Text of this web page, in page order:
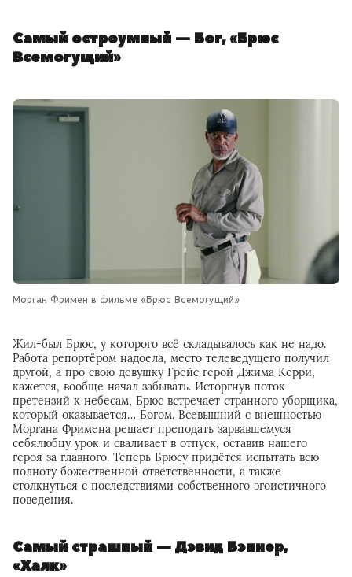
Самый остроумный — Бог, «Брюс
Всемогущий»
Морган Фримен в фильме «Брюс Всемогущий»
Жил-был Брюс, у которого всё складывалось как не надо.
Работа репортёром надоела, место телеведущего получил
другой, а про свою девушку Грейс герой Джима Керри,
кажется, вообще начал забывать. Исторгнув поток
претензий к небесам, Брюс встречает странного уборщика,
который оказывается… Богом. Всевышний с внешностью
Моргана Фримена решает преподать зарвавшемуся
себялюбцу урок и сваливает в отпуск, оставив нашего
героя за главного. Теперь Брюсу придётся испытать всю
полноту божественной ответственности, а также
столкнуться с последствиями собственного эгоистичного
поведения.
Самый страшный — Дэвид Бэннер,
«Халк»